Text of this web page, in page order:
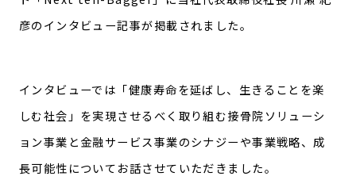
個人情報保護方針
彦のインタビュー記事が掲載されました。
インタビューでは「健康寿命を延ばし、生きることを楽
しむ社会」を実現させるべく取り組む接骨院ソリューシ
ョン事業と金融サービス事業のシナジーや事業戦略、成
長可能性についてお話させていただきました。